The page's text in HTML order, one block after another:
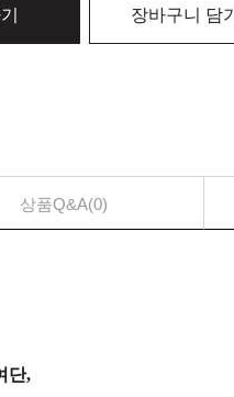
장바구니 담기
상품Q&A(0)
단,